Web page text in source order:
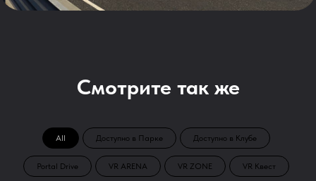
Смотрите так же
All Доступно в Парке Доступно в Клубе
Portal Drive VR ARENA VR ZONE VR Квест